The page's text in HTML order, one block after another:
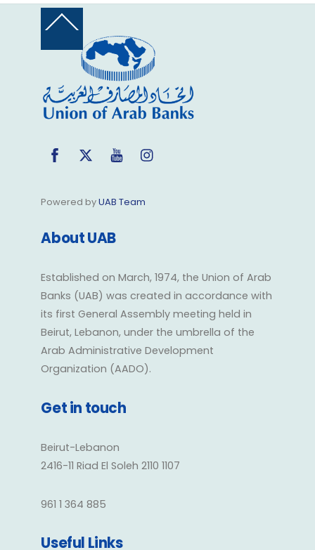
Back
Top
FacebookTwitter YouTube
Powered byUAB Team
About UAB
Established on March, 1974, the Union of Arab
Banks (UAB) was created in accordance with
its first General Assembly meeting held in
Beirut, Lebanon, under the umbrella of the
Arab Administrative Development
Organization (AADO).
Get in touch
Beirut-Lebanon
2416-11 Riad El Soleh 2110 1107
961 1 364 885
Useful Links